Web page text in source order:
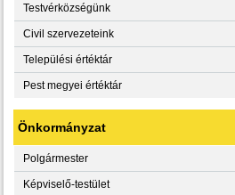
Testvérközségünk
Civil szervezeteink
Települési értéktár
Pest megyei értéktár
Önkormányzat
Polgármester
Képviselő-testület